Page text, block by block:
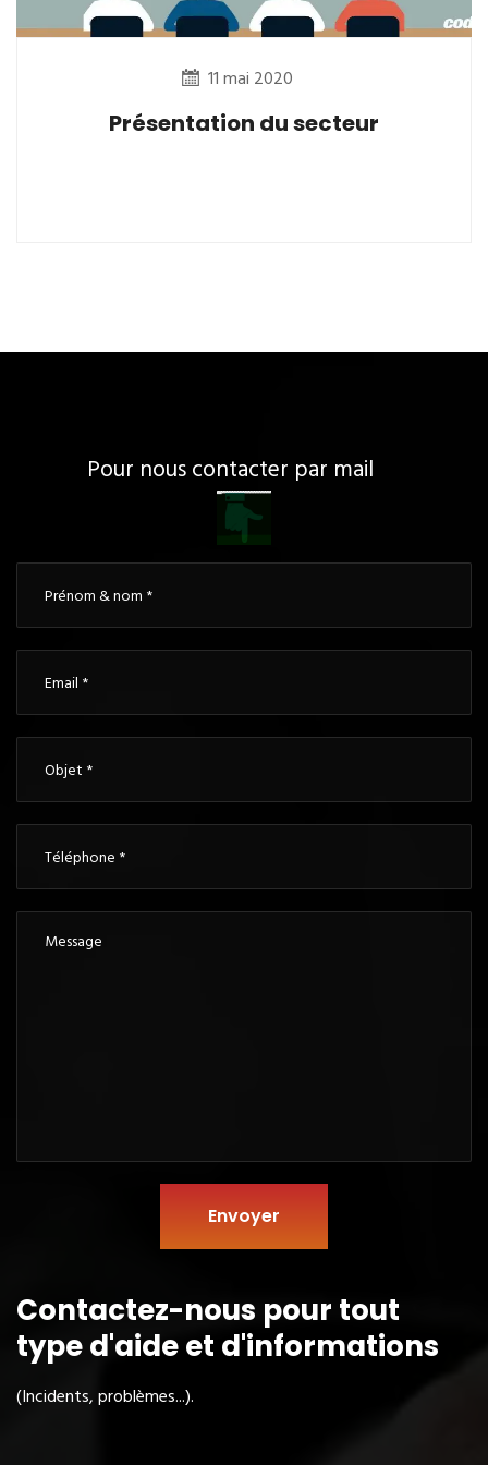
11 mai 2020
Présentation du secteur
Pour nous contacter par mail
Envoyer
Contactez-nous pour tout
typed'aide et d'informations
(Incidents, problèmes...).